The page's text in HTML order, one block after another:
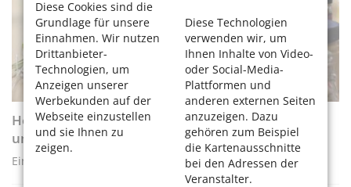
Diese Cookies sind die
Grundlage für unsere
Einnahmen. Wir nutzen
Drittanbieter-
Technologien, um
Anzeigen unserer
Werbekunden auf der
Webseite einzustellen
und sie Ihnen zu
zeigen.
Diese Technologien
verwenden wir, um
Ihnen Inhalte von Video-
oder Social-Media-
Plattformen und
anderen externen Seiten
anzuzeigen. Dazu
gehören zum Beispiel
die Kartenausschnitte
bei den Adressen der
Veranstalter.
Heilkräuter: Ein Treffen mit Hildegard, Walhafrid
und Galenos
Ein Besuch im Dortmunder Heilpflanzengarten